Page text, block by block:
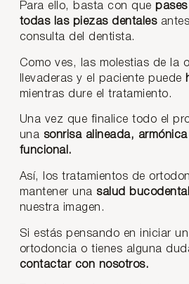
Para ello, basta con que
todas las piezas dentales
consulta del dentista.
Como ves, las molestias de la
llevaderas y el paciente puede
mientras dure el tratamiento.
Una vez que finalice todo el
una sonrisa alineada,
funcional.
Así, los tratamientos de
mantener una salud
nuestra imagen.
Si estás pensando en iniciar
ortodoncia o tienes alguna
contactar con nosotros.